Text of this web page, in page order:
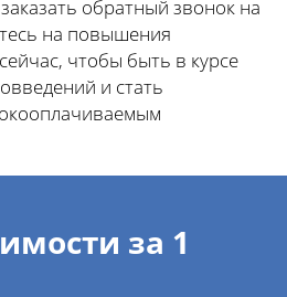
обратный звонок на
на повышения
чтобы быть в курсе
и стать
за 1